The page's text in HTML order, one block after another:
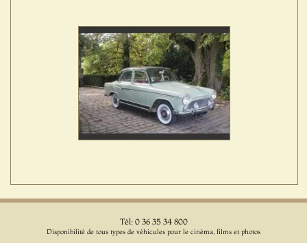
Tél: 0 36 35 34 800
Disponibilité de tous types de véhicules pour le cinéma, films et photos